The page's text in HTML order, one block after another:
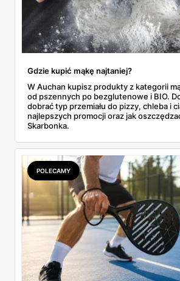
Gdzie kupić mąkę najtaniej?
W Auchan kupisz produkty z kategorii
od pszennych po bezglutenowe i BIO.
dobrać typ przemiału do pizzy, chleba i
najlepszych promocji oraz jak
Skarbonka.
POLECAMY